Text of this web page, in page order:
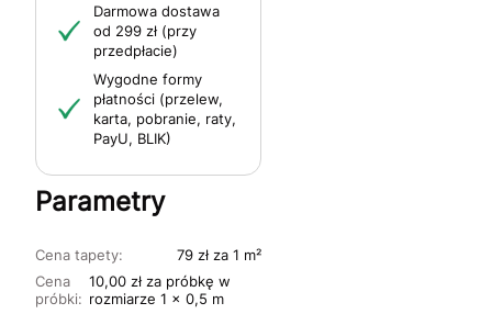
Darmowa dostawa
od 299 zł (przy
przedpłacie)
Wygodne formy
płatności (przelew,
karta, pobranie, raty,
PayU, BLIK)
Parametry
Cena tapety:
79 zł za 1 m²
Cena
próbki:
10,00 zł za próbkę w
rozmiarze 1 x 0,5 m